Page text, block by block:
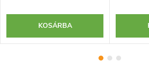
KOSÁRBA